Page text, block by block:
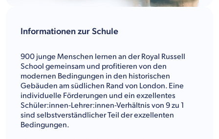
Informationen zur Schule
900 junge Menschen lernen an der Royal Russell
School gemeinsam und profitieren von den
modernen Bedingungen in den historischen
Gebäuden am südlichen Rand von London. Eine
individuelle Förderungen und ein exzellentes
Schüler:innen-Lehrer:innen-Verhältnis von 9 zu 1
sind selbstverständlicher Teil der exzellenten
Bedingungen.